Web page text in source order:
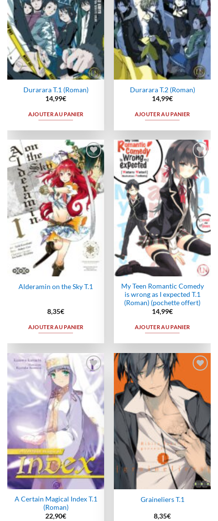
Durarara T.1 (Roman)
14,99€
AJOUTER AU PANIER
Durarara T.2 (Roman)
14,99€
AJOUTER AU PANIER
Ajouter
à la
wishlist
Alderamin on the Sky T.1
8,35€
AJOUTER AU PANIER
Ajouter
à la
wishlist
My Teen Romantic Comedy
is wrong as I expected T.1
(Roman) (pochette offert)
14,99€
AJOUTER AU PANIER
Ajouter
à la
wishlist
A Certain Magical Index T.1
(Roman)
22,90€
wishlist
Graineliers T.1
8,35€